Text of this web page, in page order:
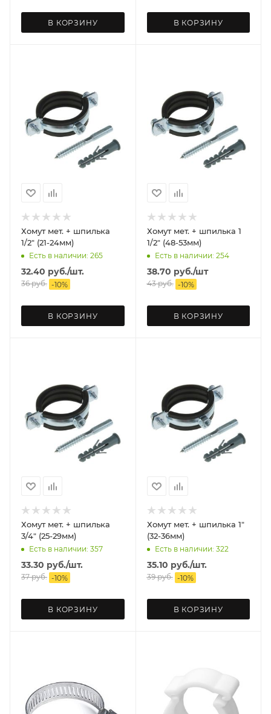
В КОРЗИНУ В КОРЗИНУ
Хомут мет. + шпилька
1/2" (21-24мм)
Есть в наличии: 265
32.40 руб./шт.
36руб. -10%
В КОРЗИНУ
Хомут мет. + шпилька 1
1/2" (48-53мм)
Есть в наличии: 254
38.70 руб./шт
43руб. -10%
В КОРЗИНУ
Хомут мет. + шпилька
3/4" (25-29мм)
Есть в наличии: 357
33.30 руб./шт.
37руб. -10%
В КОРЗИНУ
Хомут мет. + шпилька 1"
(32-36мм)
Есть в наличии: 322
35.10 руб./шт.
39руб. -10%
В КОРЗИНУ